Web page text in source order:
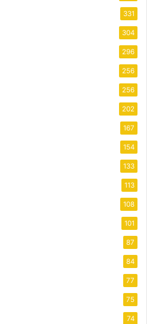
331
304
296
256
256
202
167
154
133
113
108
101
87
84
77
75
74